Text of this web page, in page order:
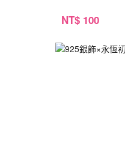
NT$ 100